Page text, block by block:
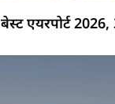
एयरपोर्ट